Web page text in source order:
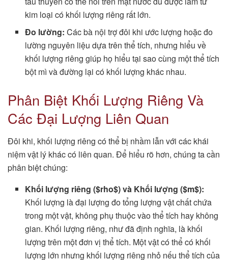
kim loại có khối lượng riêng rất lớn.
Đo lường: Các bà nội trợ đôi khi ước lượng hoặc đo
lường nguyên liệu dựa trên thể tích, nhưng hiểu về
khối lượng riêng giúp họ hiểu tại sao cùng một thể tích
bột mì và đường lại có khối lượng khác nhau.
Phân Biệt Khối Lượng Riêng Và
Các Đại Lượng Liên Quan
Đôi khi, khối lượng riêng có thể bị nhầm lẫn với các khái
niệm vật lý khác có liên quan. Để hiểu rõ hơn, chúng ta cần
phân biệt chúng:
Khối lượng riêng ($rho$) và Khối lượng ($m$):
Khối lượng là đại lượng đo tổng lượng vật chất chứa
trong một vật, không phụ thuộc vào thể tích hay không
gian. Khối lượng riêng, như đã định nghĩa, là khối
lượng trên một đơn vị thể tích. Một vật có thể có khối
lượng lớn nhưng khối lượng riêng nhỏ nếu thể tích của